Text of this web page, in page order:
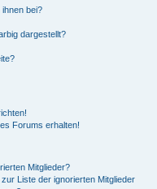
bei?
dargestellt?
Forums erhalten!
Mitglieder?
Liste der ignorierten Mitglieder